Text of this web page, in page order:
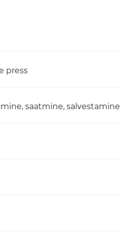
press
saatmine, salvestamine